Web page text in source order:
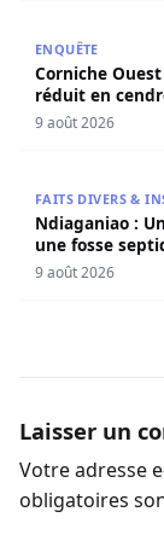
ENQUÊTE
Corniche
réduit en
9 août 2026
FAITS DIVERS &
Ndiaganiao :
une fosse
9 août 2026
Laisser un
Votre adresse
obligatoires